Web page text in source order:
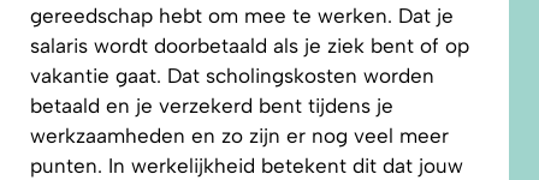
gereedschap hebt om mee te werken. Dat je
salaris wordt doorbetaald als je ziek bent of op
vakantie gaat. Dat scholingskosten worden
betaald en je verzekerd bent tijdens je
werkzaamheden en zo zijn er nog veel meer
punten. In werkelijkheid betekent dit dat jouw